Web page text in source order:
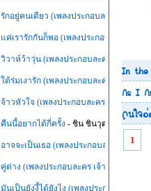
In the
As I
คนใจ
1
รักอยู่คนเดียว (เพลงประกอบละคร เพลิงสีรุ้ง)
แค่เรารักกันก็พอ (เพลงประกอบละคร สู้ยิบต
วิวาห์ว้าวุ่น (เพลงประกอบละคร วิวาห์ว้าวุ่น)
ใต้ร่มเงารัก (เพลงประกอบละคร ไทรโศก)-
จ้าวหัวใจ (เพลงประกอบละคร สามหัวใจ)-
คืนนี้อยากได้กี่ครั้ง - ชิน ชินวุฒ
อาจจะเป็นเธอ (เพลงประกอบละคร กุหลาบ
คู่ต่าง (เพลงประกอบละคร เจ้าสาวไร่ส้ม)
มันเป็นยังงี้ได้ยังไง (เพลงประกอบละคร หัว